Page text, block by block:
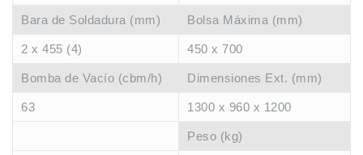
Bara de Soldadura (mm) Bolsa Máxima (mm)
2 x 455 (4) 450 x 700
Bomba de Vacío (cbm/h) Dimensiones Ext. (mm)
63 1300 x 960 x 1200
Peso (kg)